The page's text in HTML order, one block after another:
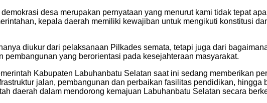
desa merupakan pernyataan yang menurut kami tidak tepat
kepala daerah memiliki kewajiban untuk mengikuti konstitusi
diukur dari pelaksanaan Pilkades semata, tetapi juga dari
yang berorientasi pada kesejahteraan masyarakat.
Kabupaten Labuhanbatu Selatan saat ini sedang memberikan
jalan, pembangunan dan perbaikan fasilitas pendidikan,
daerah dalam mendorong kemajuan Labuhanbatu Selatan secara